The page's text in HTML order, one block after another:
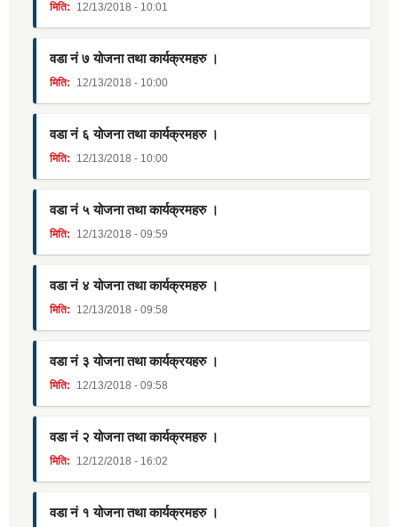
मिति: 12/13/2018 - 10:01
वडा नं ७ योजना तथा कार्यक्रमहरु ।
मिति: 12/13/2018 - 10:00
वडा नं ६ योजना तथा कार्यक्रमहरु ।
मिति: 12/13/2018 - 10:00
वडा नं ५ योजना तथा कार्यक्रमहरु ।
मिति: 12/13/2018 - 09:59
वडा नं ४ योजना तथा कार्यक्रमहरु ।
मिति: 12/13/2018 - 09:58
वडा नं ३ योजना तथा कार्यक्रयहरु ।
मिति: 12/13/2018 - 09:58
वडा नं २ योजना तथा कार्यक्रमहरु ।
मिति: 12/12/2018 - 16:02
वडा नं १ योजना तथा कार्यक्रमहरु ।